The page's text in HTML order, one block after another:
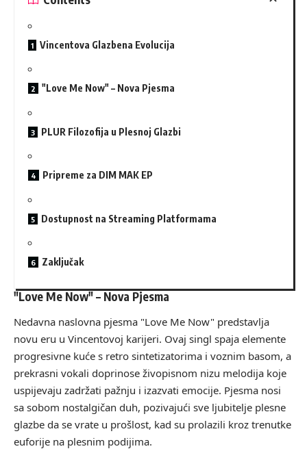
Vincentova Glazbena Evolucija
"Love Me Now" – Nova Pjesma
PLUR Filozofija u Plesnoj Glazbi
Pripreme za DIM MAK EP
Dostupnost na Streaming Platformama
Zaključak
"Love Me Now" – Nova Pjesma
Nedavna naslovna pjesma "Love Me Now" predstavlja
novu eru u Vincentovoj karijeri. Ovaj singl spaja elemente
progresivne kuće s retro sintetizatorima i voznim basom, a
prekrasni vokali doprinose živopisnom nizu melodija koje
uspijevaju zadržati pažnju i izazvati emocije. Pjesma nosi
sa sobom nostalgičan duh, pozivajući sve ljubitelje plesne
glazbe da se vrate u prošlost, kad su prolazili kroz trenutke
euforije na plesnim podijima.